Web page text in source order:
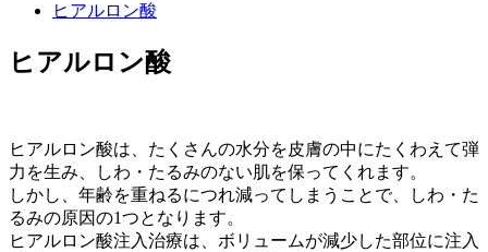
ヒアルロン酸
ヒアルロン酸
ヒアルロン酸は、たくさんの水分を皮膚の中にたくわえて弾
力を生み、しわ・たるみのない肌を保ってくれます。
しかし、年齢を重ねるにつれ減ってしまうことで、しわ・た
るみの原因の1つとなります。
ヒアルロン酸注入治療は、ボリュームが減少した部位に注入